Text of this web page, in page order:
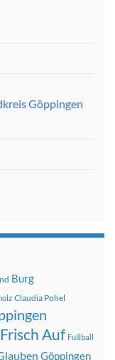
Göppingen
Burg
Claudia Pohel
Frisch Auf Fußball
Göppingen